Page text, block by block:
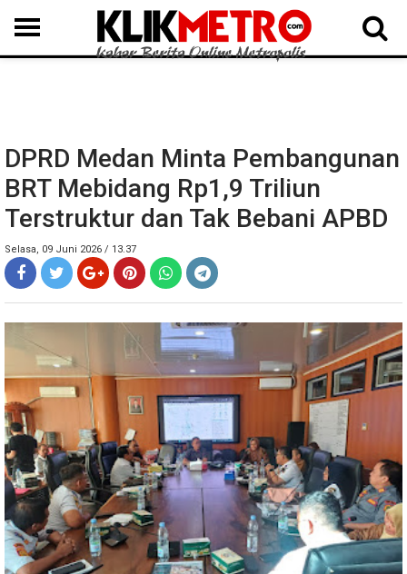
MEDAN LANGKAT DAIRI SAMOSIR TAPUT BATUBARA DELISERDANG
DPRD Medan Minta Pembangunan
BRT Mebidang Rp1,9 Triliun
Terstruktur dan Tak Bebani APBD
Selasa, 09 Juni 2026 / 13.37